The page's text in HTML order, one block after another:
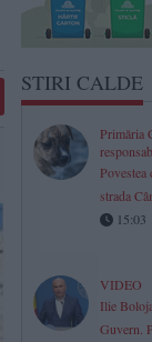
STIRI CALDE
Primăria
strada
15:03
VIDEO
Ilie
Guvern.